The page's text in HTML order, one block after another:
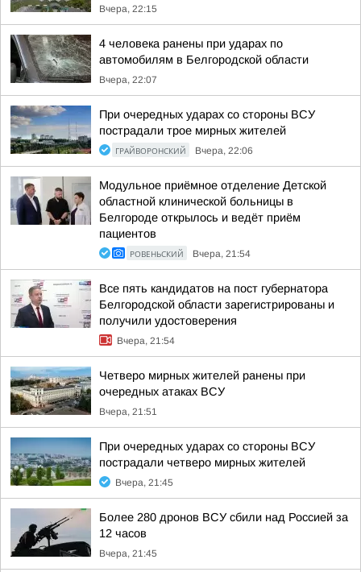
Вчера, 22:15
4 человека ранены при ударах по
автомобилям в Белгородской области
Вчера, 22:07
При очередных ударах со стороны ВСУ
пострадали трое мирных жителей
ГРАЙВОРОНСКИЙ Вчера, 22:06
Модульное приёмное отделение Детской
областной клинической больницы в
Белгороде открылось и ведёт приём
пациентов
РОВЕНЬСКИЙ Вчера, 21:54
Все пять кандидатов на пост губернатора
Белгородской области зарегистрированы и
получили удостоверения
Вчера, 21:54
Четверо мирных жителей ранены при
очередных атаках ВСУ
Вчера, 21:51
При очередных ударах со стороны ВСУ
пострадали четверо мирных жителей
Вчера, 21:45
Более 280 дронов ВСУ сбили над Россией за
12 часов
Вчера, 21:45